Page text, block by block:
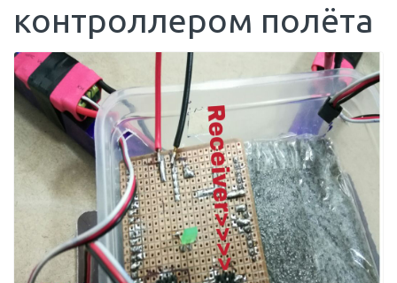
контроллером полёта